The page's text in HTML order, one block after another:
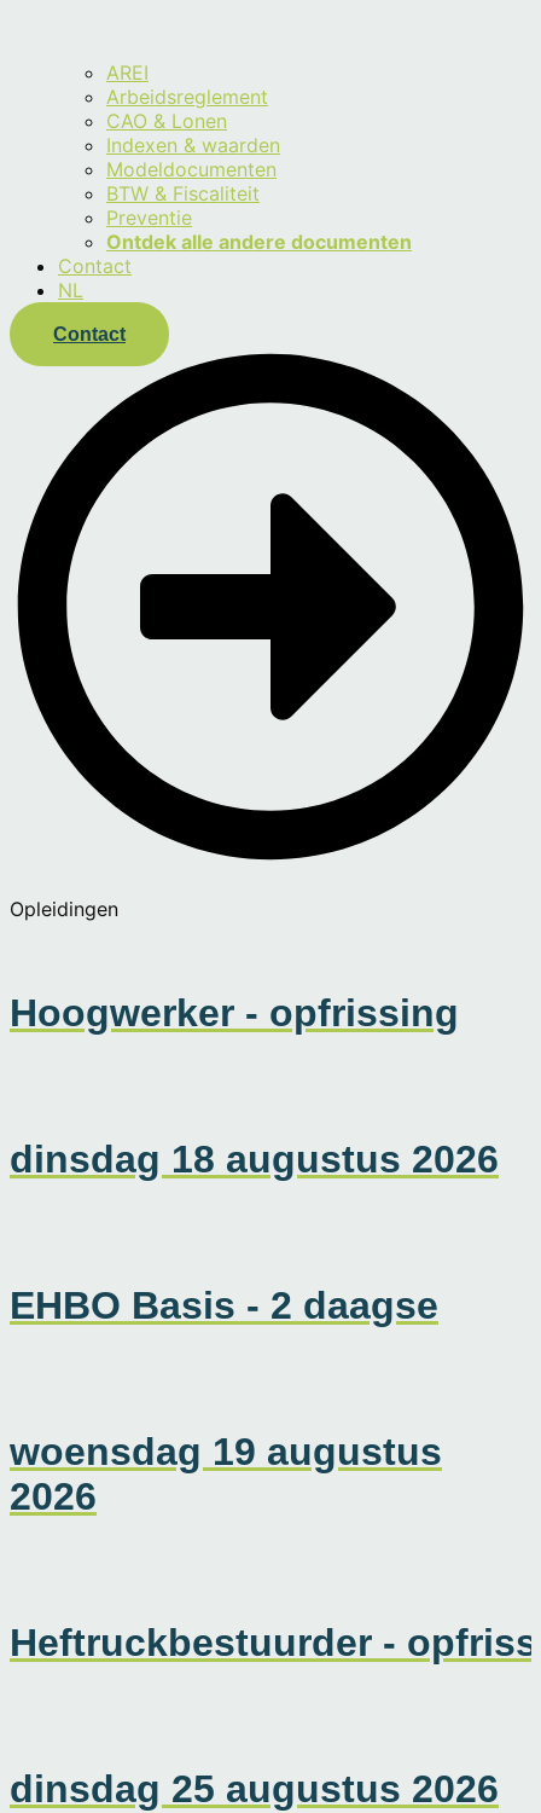
AREI
Arbeidsreglement
CAO & Lonen
Indexen & waarden
Modeldocumenten
BTW & Fiscaliteit
Preventie
Ontdek alle andere documenten
Contact
NL
Contact
Opleidingen
Hoogwerker - opfrissing
dinsdag 18 augustus 2026
EHBO Basis - 2 daagse
woensdag 19 augustus
2026
Heftruckbestuurder -
dinsdag 25 augustus 2026